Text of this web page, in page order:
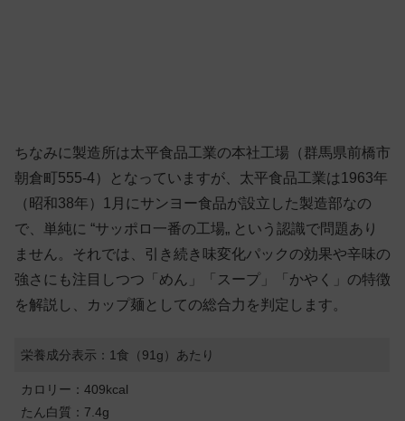
ちなみに製造所は太平食品工業の本社工場（群馬県前橋市
朝倉町555-4）となっていますが、太平食品工業は1963年
（昭和38年）1月にサンヨー食品が設立した製造部なの
で、単純に “サッポロ一番の工場„ という認識で問題あり
ません。それでは、引き続き味変化パックの効果や辛味の
強さにも注目しつつ「めん」「スープ」「かやく」の特徴
を解説し、カップ麺としての総合力を判定します。
栄養成分表示：1食（91g）あたり
カロリー：409kcal
たん白質：7.4g